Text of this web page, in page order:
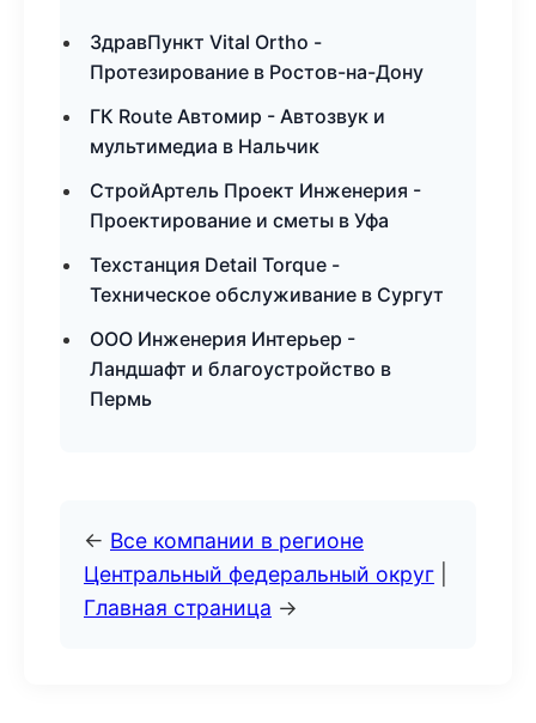
ЗдравПункт Vital Ortho -
Протезирование в Ростов-на-Дону
ГК Route Автомир - Автозвук и
мультимедиа в Нальчик
СтройАртель Проект Инженерия -
Проектирование и сметы в Уфа
Техстанция Detail Torque -
Техническое обслуживание в Сургут
ООО Инженерия Интерьер -
Ландшафт и благоустройство в
Пермь
← Все компании в регионе
Центральный федеральный округ
Главная страница →